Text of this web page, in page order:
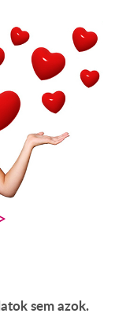
sem azok.